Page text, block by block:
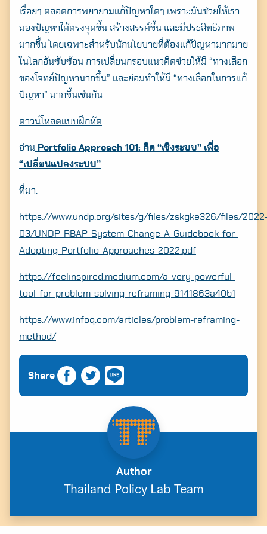
เรื่อยๆ ตลอดการพยายามแก้ปัญหาใดๆ เพราะมันช่วยให้เรา
มองปัญหาได้ตรงจุดขึ้น สร้างสรรค์ขึ้น และมีประสิทธิภาพ
มากขึ้น โดยเฉพาะสำหรับนักนโยบายที่ต้องแก้ปัญหามากมาย
ในโลกอันซับซ้อน การเปลี่ยนกรอบแนวคิดช่วยให้มี “ทางเลือก
ของโจทย์ปัญหามากขึ้น” และย่อมทำให้มี “ทางเลือกในการแก้
ปัญหา” มากขึ้นเช่นกัน
ดาวน์โหลดแบบฝึกหัด
อ่าน Portfolio Approach 101: คิด “เชิงระบบ” เพื่อ
“เปลี่ยนแปลงระบบ”
ที่มา:
https://www.undp.org/sites/g/files/zskgke326/files/
03/UNDP-RBAP-System-Change-A-Guidebook-for-
Adopting-Portfolio-Approaches-2022.pdf
https://feelinspired.medium.com/a-very-powerful-
tool-for-problem-solving-reframing-9141863a40b1
https://www.infoq.com/articles/problem-reframing-
method/
Share
Author
Thailand Policy Lab Team